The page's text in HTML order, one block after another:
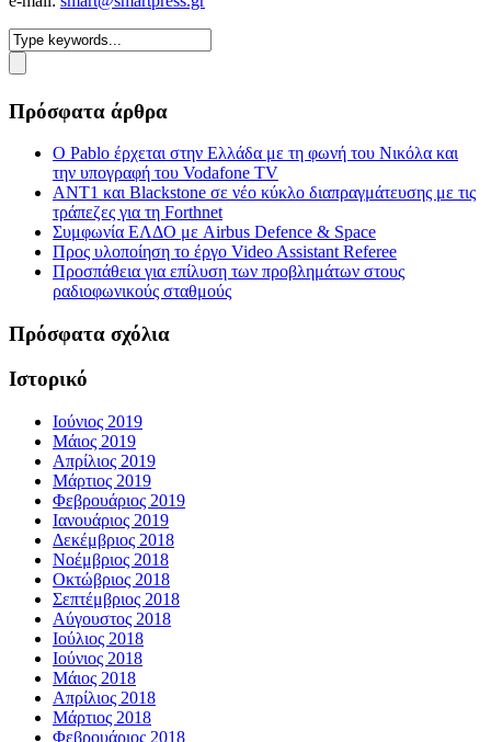
Πρόσφατα άρθρα
Ο Pablo έρχεται στην Ελλάδα με τη φωνή του Νικόλα και
την υπογραφή του Vodafone TV
ΑΝΤ1 και Blackstone σε νέο κύκλο διαπραγμάτευσης με τις
τράπεζες για τη Forthnet
Συμφωνία ΕΛΔΟ με Airbus Defence & Space
Προς υλοποίηση το έργο Video Assistant Referee
Προσπάθεια για επίλυση των προβλημάτων στους
ραδιοφωνικούς σταθμούς
Πρόσφατα σχόλια
Ιστορικό
Ιούνιος 2019
Μάιος 2019
Απρίλιος 2019
Μάρτιος 2019
Φεβρουάριος 2019
Ιανουάριος 2019
Δεκέμβριος 2018
Νοέμβριος 2018
Οκτώβριος 2018
Σεπτέμβριος 2018
Αύγουστος 2018
Ιούλιος 2018
Ιούνιος 2018
Μάιος 2018
Απρίλιος 2018
Μάρτιος 2018
Φεβρουάριος 2018